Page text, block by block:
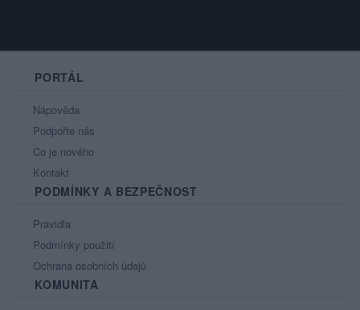
PORTÁL
Nápověda
Podpořte nás
Co je nového
Kontakt
PODMÍNKY A BEZPEČNOST
Pravidla
Podmínky použití
Ochrana osobních údajů
KOMUNITA